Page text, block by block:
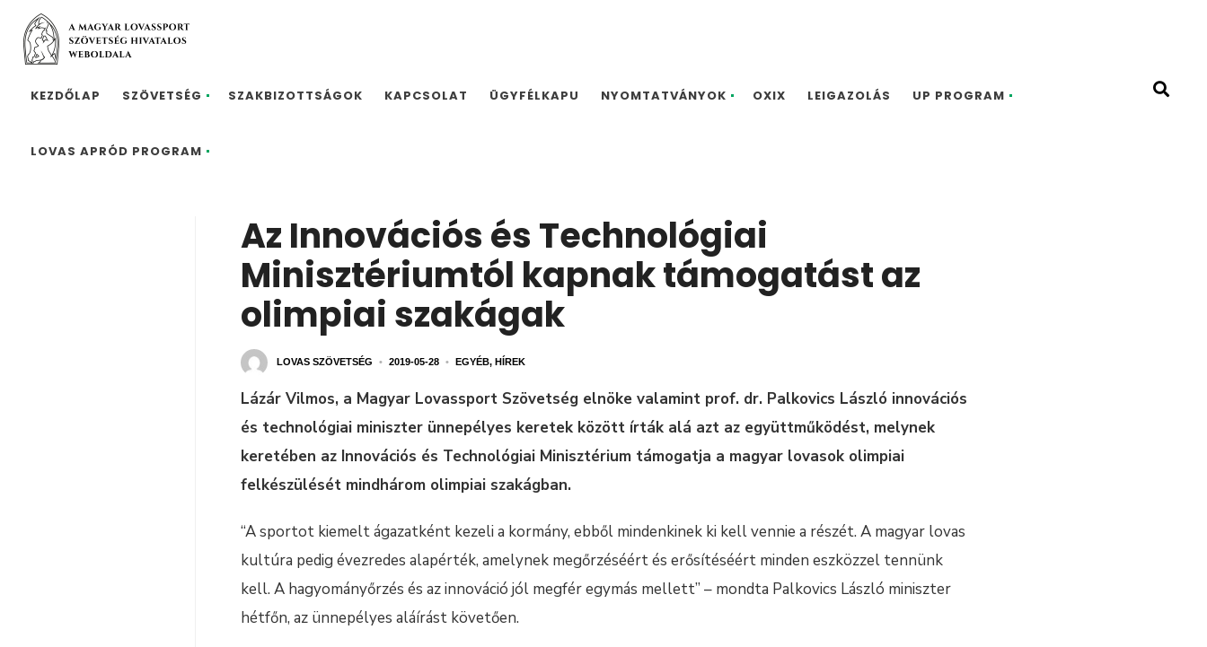
KEZDŐLAP SZÖVETSÉG SZAKBIZOTTSÁGOK KAPCSOLAT ÜGYFÉLKAPU NYOMTATVÁNYOK OXIX LEIGAZOLÁS UP PROGRAM
LOVAS APRÓD PROGRAM
Az Innovációs és Technológiai
Minisztériumtól kapnak támogatást az
olimpiai szakágak
LOVAS SZÖVETSÉG • 2019-05-28 • EGYÉB, HÍREK
Lázár Vilmos, a Magyar Lovassport Szövetség elnöke valamint prof. dr. Palkovics László innovációs
és technológiai miniszter ünnepélyes keretek között írták alá azt az együttműködést, melynek
keretében az Innovációs és Technológiai Minisztérium támogatja a magyar lovasok olimpiai
felkészülését mindhárom olimpiai szakágban.
“A sportot kiemelt ágazatként kezeli a kormány, ebből mindenkinek ki kell vennie a részét. A magyar lovas
kultúra pedig évezredes alapérték, amelynek megőrzéséért és erősítéséért minden eszközzel tennünk
kell. A hagyományőrzés és az innováció jól megfér egymás mellett” – mondta Palkovics László miniszter
hétfőn, az ünnepélyes aláírást követően.